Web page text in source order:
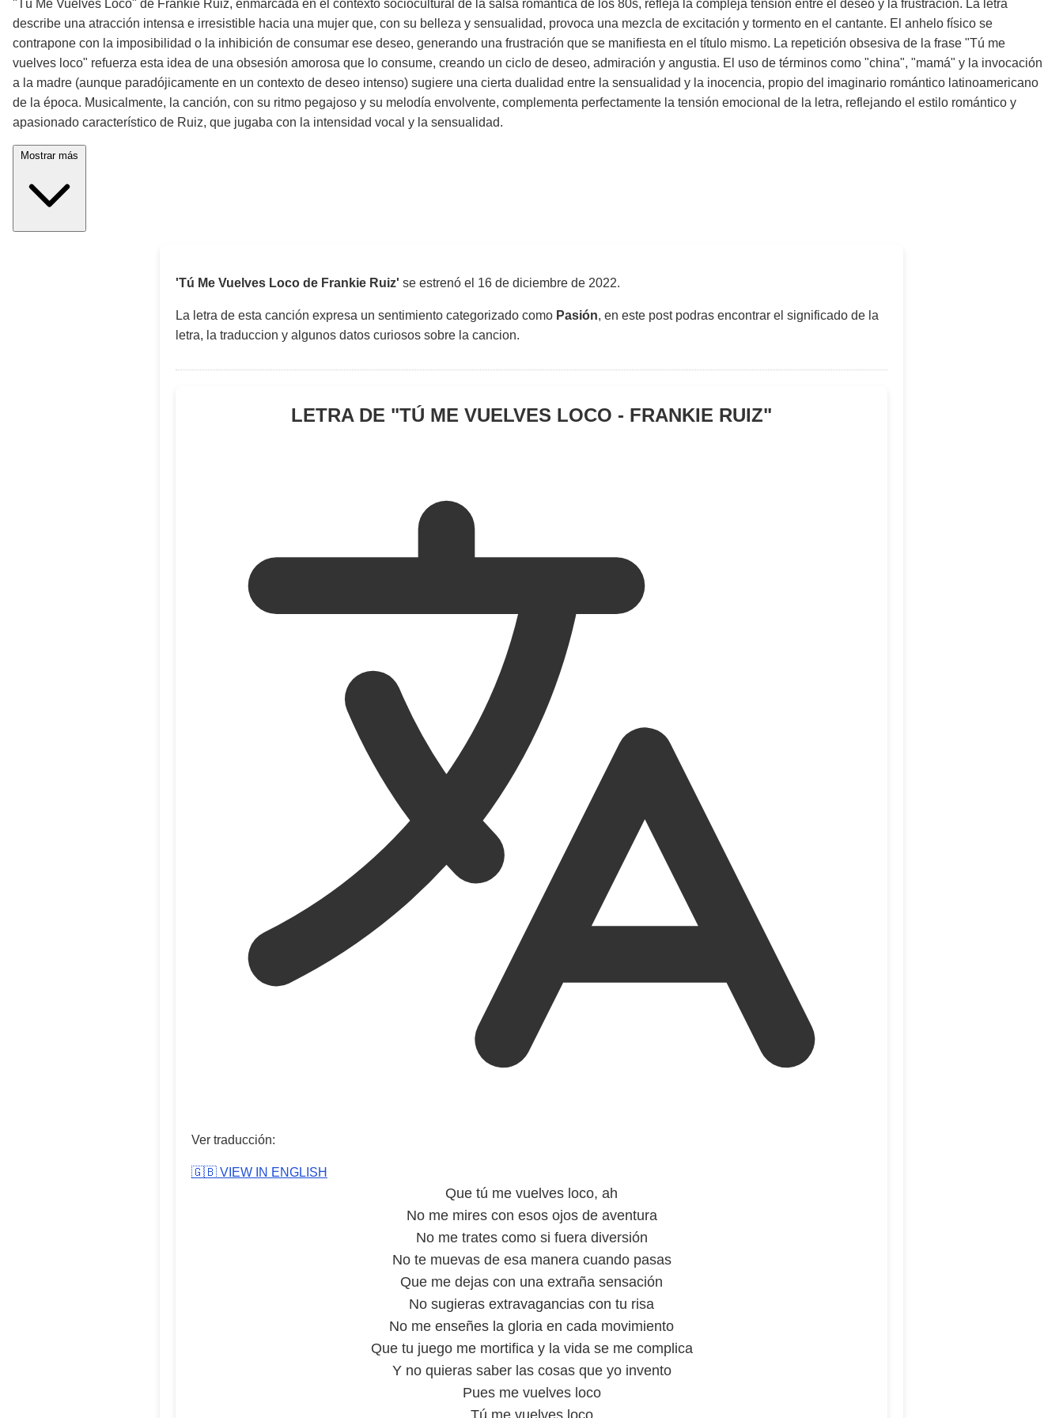
"Tú Me Vuelves Loco" de Frankie Ruiz, enmarcada en el contexto sociocultural de la salsa romántica de los 80s, refleja la compleja tensión entre el deseo y la frustración. La letra
describe una atracción intensa e irresistible hacia una mujer que, con su belleza y sensualidad, provoca una mezcla de excitación y tormento en el cantante. El anhelo físico se
contrapone con la imposibilidad o la inhibición de consumar ese deseo, generando una frustración que se manifiesta en el título mismo. La repetición obsesiva de la frase "Tú me
vuelves loco" refuerza esta idea de una obsesión amorosa que lo consume, creando un ciclo de deseo, admiración y angustia. El uso de términos como "china", "mamá" y la invocación
a la madre (aunque paradójicamente en un contexto de deseo intenso) sugiere una cierta dualidad entre la sensualidad y la inocencia, propio del imaginario romántico latinoamericano
de la época. Musicalmente, la canción, con su ritmo pegajoso y su melodía envolvente, complementa perfectamente la tensión emocional de la letra, reflejando el estilo romántico y
apasionado característico de Ruiz, que jugaba con la intensidad vocal y la sensualidad.
'Tú Me Vuelves Loco de Frankie Ruiz' se estrenó el 16 de diciembre de 2022.
La letra de esta canción expresa un sentimiento categorizado como Pasión, en este post podras encontrar el significado de la
letra, la traduccion y algunos datos curiosos sobre la cancion.
LETRA DE "TÚ ME VUELVES LOCO - FRANKIE RUIZ"
Ver traducción:
🇬🇧 VIEW IN ENGLISH
Que tú me vuelves loco, ah
No me mires con esos ojos de aventura
No me trates como si fuera diversión
No te muevas de esa manera cuando pasas
Que me dejas con una extraña sensación
No sugieras extravagancias con tu risa
No me enseñes la gloria en cada movimiento
Que tu juego me mortifica y la vida se me complica
Y no quieras saber las cosas que yo invento
Pues me vuelves loco
Tú me vuelves loco